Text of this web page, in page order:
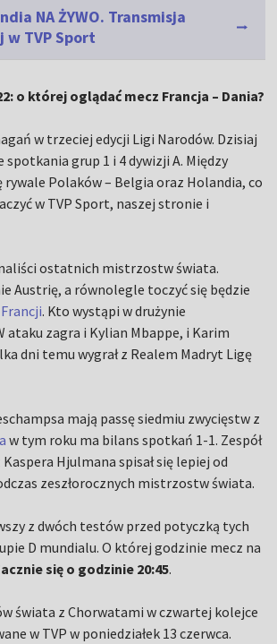
NA ŻYWO. Transmisja
w TVP Sport
o której oglądać mecz Francja – Dania?
w trzeciej edycji Ligi Narodów. Dzisiaj
grup 1 i 4 dywizji A. Między
Polaków – Belgia oraz Holandia, co
w TVP Sport, naszej stronie i
ostatnich mistrzostw świata.
Austrię, a równolegle toczyć się będzie
Francji. Kto wystąpi w drużynie
ataku zagra i Kylian Mbappe, i Karim
dni temu wygrał z Realem Madryt Ligę
mają passę siedmiu zwycięstw z
w tym roku ma bilans spotkań 1-1. Zespół
Hjulmana spisał się lepiej od
zeszłorocznych mistrzostw świata.
z dwóch testów przed potyczką tych
D mundialu. O której godzinie mecz na
się o godzinie 20:45.
świata z Chorwatami w czwartej kolejce
w TVP w poniedziałek 13 czerwca.